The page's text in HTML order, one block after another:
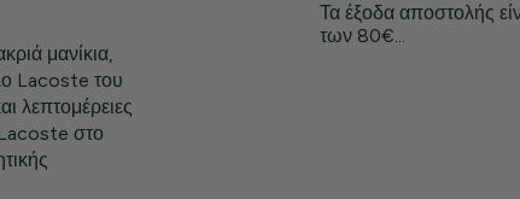
μανίκια,
Lacoste του
λεπτομέρειες
στο
Τα έξοδα αποστολής
των 80€...